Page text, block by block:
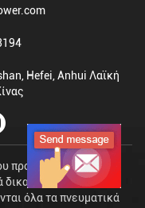
Hefei, Anhui Λαϊκή
προσώπου ηλιακό
δικαιώματα © 2023-
όλα τα πνευματικά